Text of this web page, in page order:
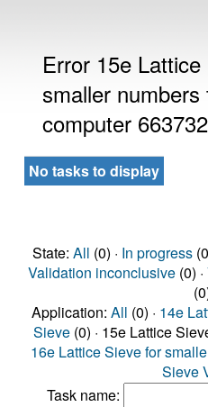
Error 15e
smaller
computer
No tasks to display
State: All (0) · In progress
Validation inconclusive(0) ·
Application: All (0) · 14e
Sieve (0) · 15e Lattice
16e Lattice Sieve for
Sieve
Task name: